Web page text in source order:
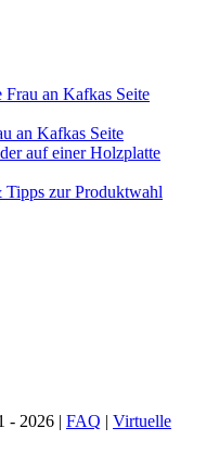
an Kafkas Seite
zur Produktwahl
- 2026 | FAQ | Virtuelle